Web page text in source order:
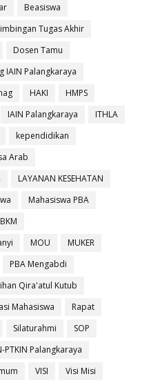
Beasiswa
Tugas Akhir
Dosen Tamu
IAIN Palangkaraya
HAKI
HMPS
IAIN Palangkaraya
ITHLA
kependidikan
Arab
LAYANAN KESEHATAN
Mahasiswa PBA
MOU
MUKER
PBA Mengabdi
Qira'atul Kutub
Mahasiswa
Rapat
Silaturahmi
SOP
PTKIN Palangkaraya
VISI
Visi Misi